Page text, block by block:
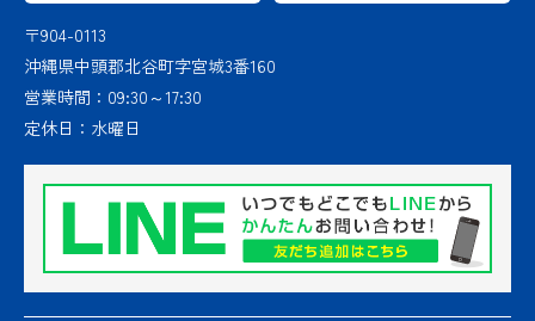
〒904-0113
沖縄県中頭郡北谷町字宮城3番160
営業時間： 09:30～17:30
定休日： 水曜日